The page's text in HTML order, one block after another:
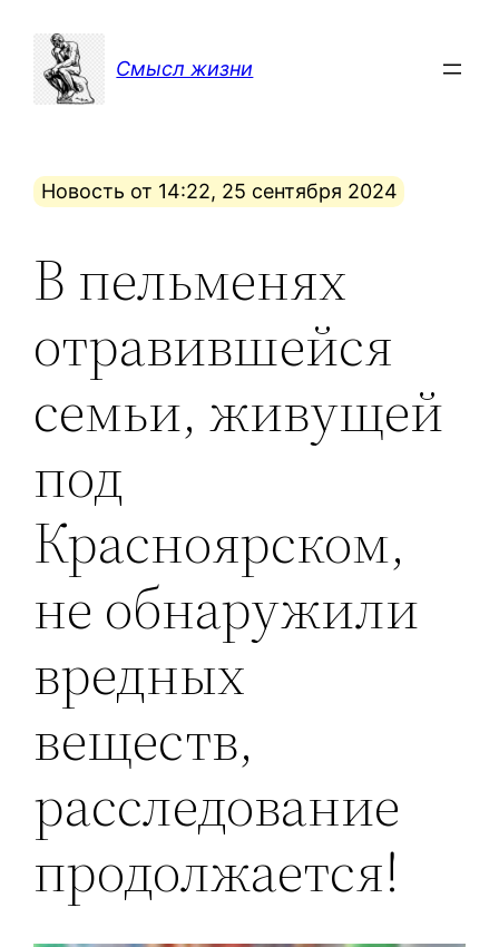
содержимому
Смысл жизни
Новость от 14:22, 25 сентября 2024
В пельменях
отравившейся
семьи, живущей
под
Красноярском,
не обнаружили
вредных
веществ,
расследование
продолжается!